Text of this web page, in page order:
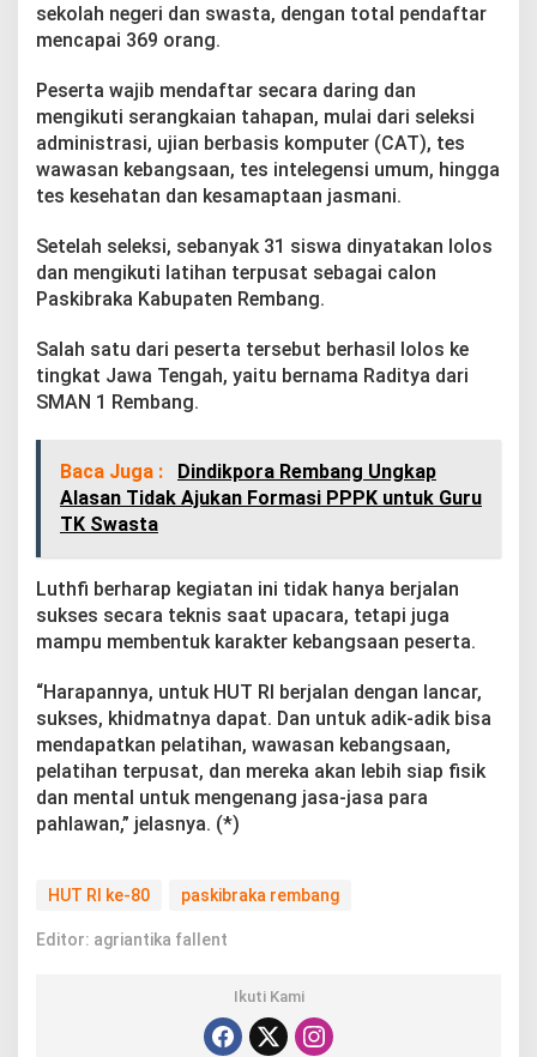
sekolah negeri dan swasta, dengan total pendaftar
mencapai 369 orang.
Peserta wajib mendaftar secara daring dan
mengikuti serangkaian tahapan, mulai dari seleksi
administrasi, ujian berbasis komputer (CAT), tes
wawasan kebangsaan, tes intelegensi umum, hingga
tes kesehatan dan kesamaptaan jasmani.
Setelah seleksi, sebanyak 31 siswa dinyatakan lolos
dan mengikuti latihan terpusat sebagai calon
Paskibraka Kabupaten Rembang.
Salah satu dari peserta tersebut berhasil lolos ke
tingkat Jawa Tengah, yaitu bernama Raditya dari
SMAN 1 Rembang.
Baca Juga :
Dindikpora Rembang Ungkap
Alasan Tidak Ajukan Formasi PPPK untuk Guru
TK Swasta
Luthfi berharap kegiatan ini tidak hanya berjalan
sukses secara teknis saat upacara, tetapi juga
mampu membentuk karakter kebangsaan peserta.
“Harapannya, untuk HUT RI berjalan dengan lancar,
sukses, khidmatnya dapat. Dan untuk adik-adik bisa
mendapatkan pelatihan, wawasan kebangsaan,
pelatihan terpusat, dan mereka akan lebih siap fisik
dan mental untuk mengenang jasa-jasa para
pahlawan,” jelasnya. (*)
HUT RI ke-80 paskibraka rembang
Editor: agriantika fallent
Ikuti Kami